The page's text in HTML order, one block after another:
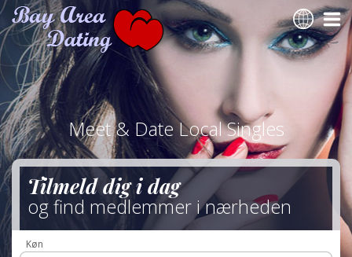
Meet & Date Local Singles
Tilmeld dig i dag
og find medlemmer i nærheden
Køn